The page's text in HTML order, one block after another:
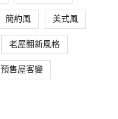
簡約風 美式風
老屋翻新風格
預售屋客變